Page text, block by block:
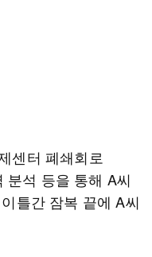
센터 폐쇄회로
분석 등을 통해 A씨
틀간 잠복 끝에 A씨